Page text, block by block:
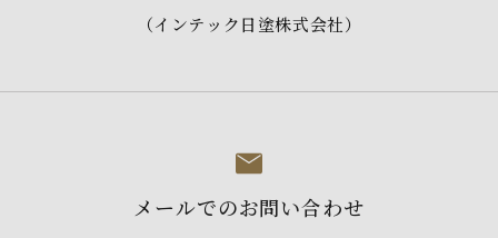
（インテック日塗株式会社）
メールでのお問い合わせ